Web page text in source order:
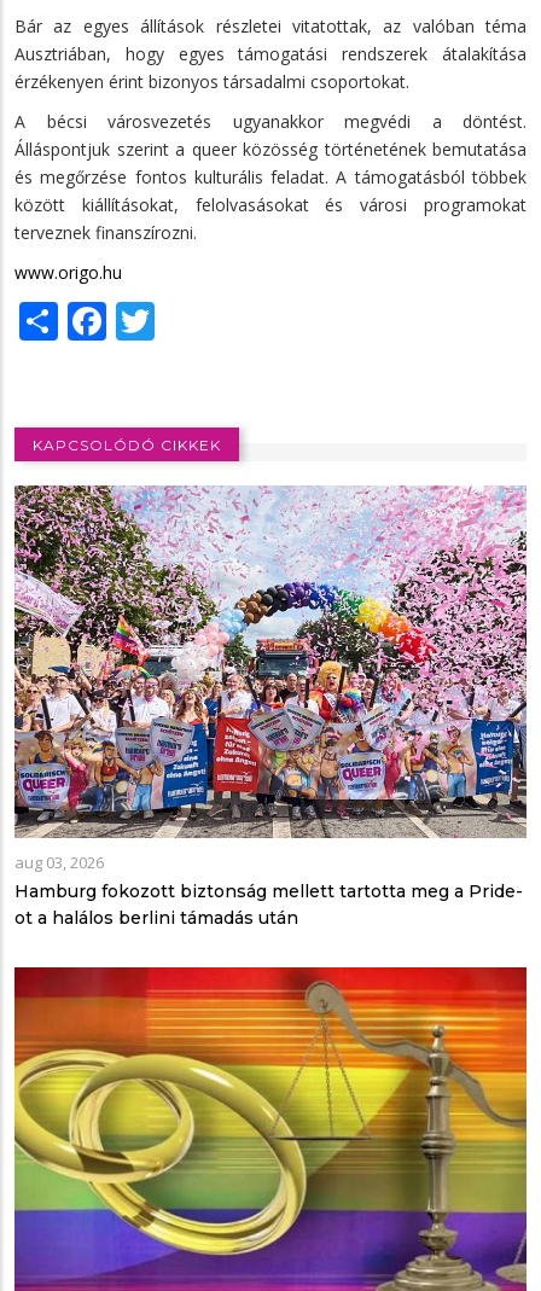
Bár az egyes állítások részletei vitatottak, az valóban téma
Ausztriában, hogy egyes támogatási rendszerek átalakítása
érzékenyen érint bizonyos társadalmi csoportokat.
A bécsi városvezetés ugyanakkor megvédi a döntést.
Álláspontjuk szerint a queer közösség történetének bemutatása
és megőrzése fontos kulturális feladat. A támogatásból többek
között kiállításokat, felolvasásokat és városi programokat
terveznek finanszírozni.
www.origo.hu
ShareFacebook
KAPCSOLÓDÓ CIKKEK
aug 03, 2026
Hamburg fokozott biztonság mellett tartotta meg a Pride-
ot a halálos berlini támadás után